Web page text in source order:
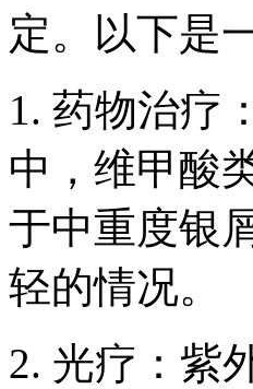
定。以下是
1. 药物治疗
中，维甲酸
于中重度银
轻的情况。
2. 光疗：紫